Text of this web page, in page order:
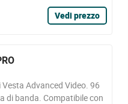
Vedi prezzo
Vesta Advanced Video. 96
di banda. Compatibile con